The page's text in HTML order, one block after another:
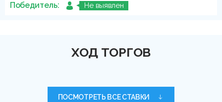
Победитель: Не выявлен
ХОД ТОРГОВ
ПОСМОТРЕТЬ ВСЕ СТАВКИ